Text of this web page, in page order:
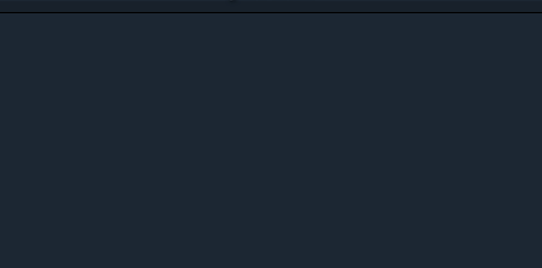
linkitetään kohteeseen, muodostuu kohteelle